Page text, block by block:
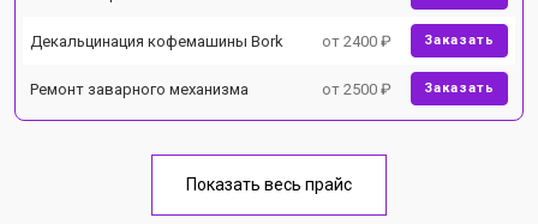
Декальцинация кофемашины Bork от 2400 ₽ Заказать
Ремонт заварного механизма от 2500 ₽ Заказать
Показать весь прайс